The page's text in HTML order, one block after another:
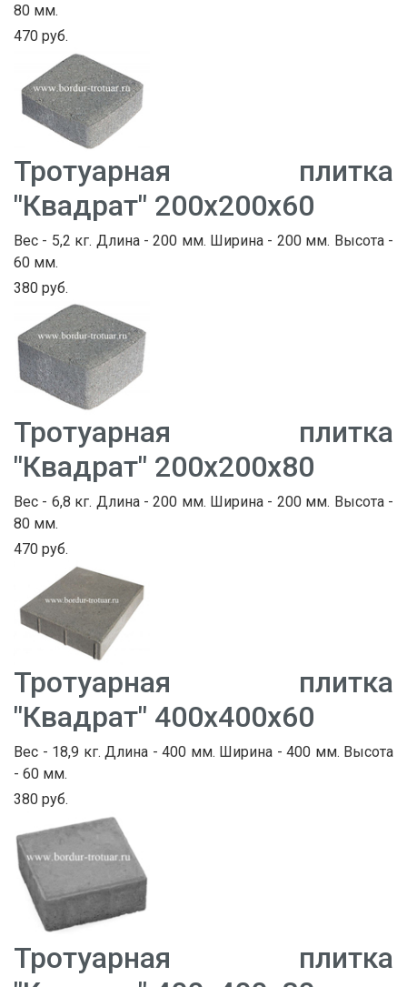
80 мм.
470 руб.
Тротуарная плитка
"Квадрат" 200х200х60
Вес - 5,2 кг. Длина - 200 мм. Ширина - 200 мм. Высота -
60 мм.
380 руб.
Тротуарная плитка
"Квадрат" 200х200х80
Вес - 6,8 кг. Длина - 200 мм. Ширина - 200 мм. Высота -
80 мм.
470 руб.
Тротуарная плитка
"Квадрат" 400х400х60
Вес - 18,9 кг. Длина - 400 мм. Ширина - 400 мм. Высота
- 60 мм.
380 руб.
Тротуарная плитка